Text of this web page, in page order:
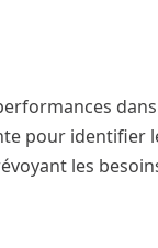
pour identifier
les